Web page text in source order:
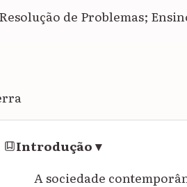
de Problemas;
Introdução▾
A sociedade